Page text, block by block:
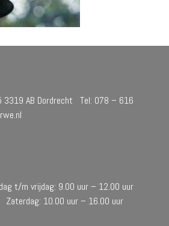
3319 AB Dordrecht Tel: 078 – 616
t/m vrijdag: 9.00 uur – 12.00 uur
10.00 uur – 16.00 uur